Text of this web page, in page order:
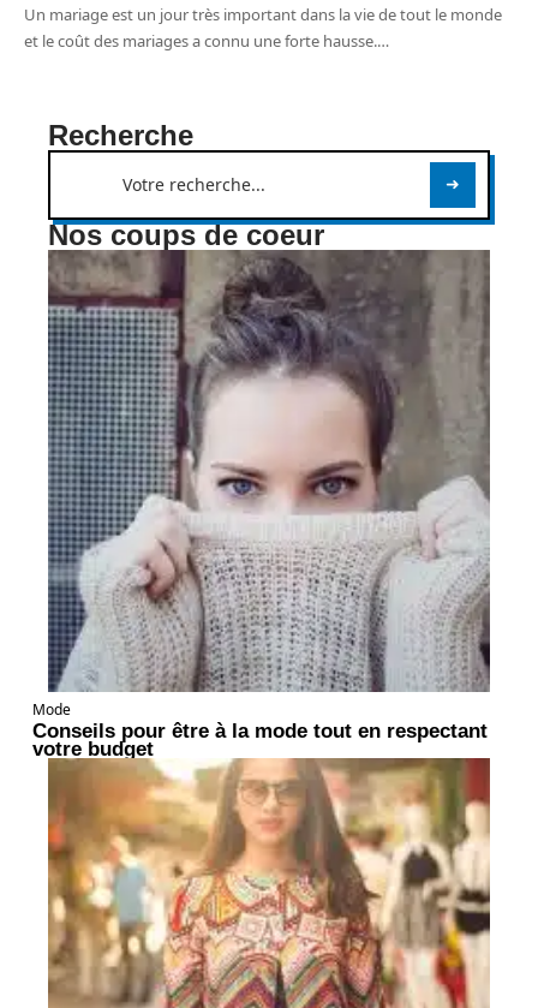
Un mariage est un jour très important dans la vie de tout le monde
et le coût des mariages a connu une forte hausse.…
Recherche
Nos coups de coeur
Mode
Conseils pour être à la mode tout en respectant
votre budget